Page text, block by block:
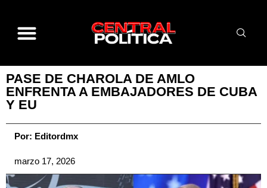
PASE DE CHAROLA DE AMLO
ENFRENTA A EMBAJADORES DE CUBA
Y EU
Por: Editordmx
marzo 17, 2026